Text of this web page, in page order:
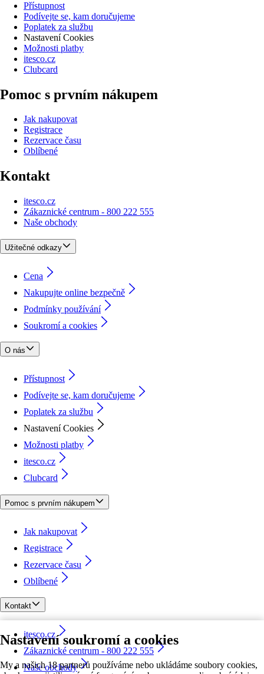
Nastavení soukromí a cookies
My a našich 18 partnerů používáme nebo ukládáme soubory cookies,
Přístupnost
Podívejte se, kam doručujeme
Poplatek za službu
Nastavení Cookies
Možnosti platby
itesco.cz
Clubcard
Pomoc s prvním nákupem
Jak nakupovat
Registrace
Rezervace času
Oblíbené
Kontakt
itesco.cz
Zákaznické centrum - 800 222 555
Naše obchody
Užitečné odkazy
Cena
Nakupujte online bezpečně
Podmínky používání
Soukromí a cookies
O nás
Přístupnost
Podívejte se, kam doručujeme
Poplatek za službu
Nastavení Cookies
Možnosti platby
itesco.cz
Clubcard
Pomoc s prvním nákupem
Jak nakupovat
Registrace
Rezervace času
Oblíbené
Kontakt
itesco.cz
Zákaznické centrum - 800 222 555
Naše obchody